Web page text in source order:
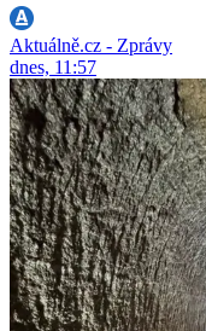
Aktuálně.cz - Zprávy
dnes, 11:57